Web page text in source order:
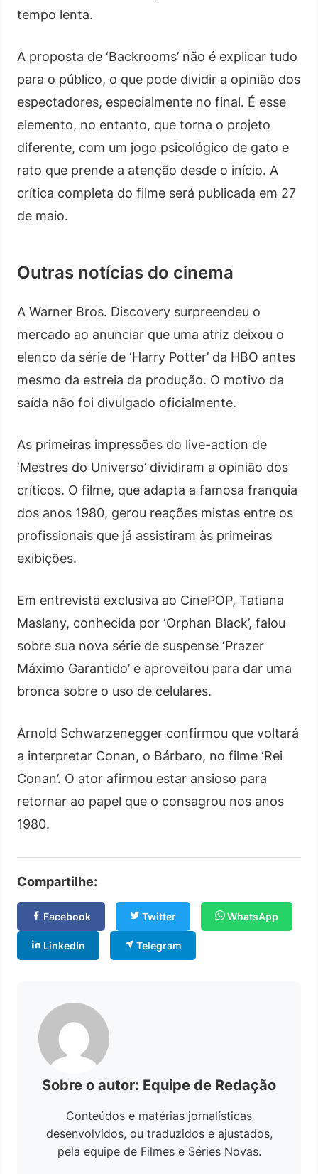
tempo lenta.
A proposta de ‘Backrooms’ não é explicar tudo
para o público, o que pode dividir a opinião dos
espectadores, especialmente no final. É esse
elemento, no entanto, que torna o projeto
diferente, com um jogo psicológico de gato e
rato que prende a atenção desde o início. A
crítica completa do filme será publicada em 27
de maio.
Outras notícias do cinema
A Warner Bros. Discovery surpreendeu o
mercado ao anunciar que uma atriz deixou o
elenco da série de ‘Harry Potter’ da HBO antes
mesmo da estreia da produção. O motivo da
saída não foi divulgado oficialmente.
As primeiras impressões do live-action de
‘Mestres do Universo’ dividiram a opinião dos
críticos. O filme, que adapta a famosa franquia
dos anos 1980, gerou reações mistas entre os
profissionais que já assistiram às primeiras
exibições.
Em entrevista exclusiva ao CinePOP, Tatiana
Maslany, conhecida por ‘Orphan Black’, falou
sobre sua nova série de suspense ‘Prazer
Máximo Garantido’ e aproveitou para dar uma
bronca sobre o uso de celulares.
Arnold Schwarzenegger confirmou que voltará
a interpretar Conan, o Bárbaro, no filme ‘Rei
Conan’. O ator afirmou estar ansioso para
retornar ao papel que o consagrou nos anos
1980.
Compartilhe:
Facebook Twitter WhatsApp
LinkedIn Telegram
Sobre o autor: Equipe de Redação
Conteúdos e matérias jornalísticas
desenvolvidos, ou traduzidos e ajustados,
pela equipe de Filmes e Séries Novas.